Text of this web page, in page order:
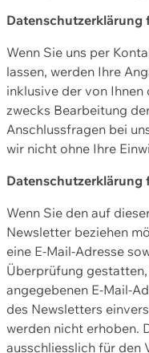
Wenn Sie uns per
lassen, werden Ihre
inklusive der von
zwecks Bearbeitung
Anschlussfragen bei
wir nicht ohne Ihre
Datenschutzerklärung
Wenn Sie den auf
Newsletter beziehen
eine E-Mail-Adresse
Überprüfung
angegebenen E-Mail-
des Newsletters
werden nicht erhoben.
ausschliesslich für den